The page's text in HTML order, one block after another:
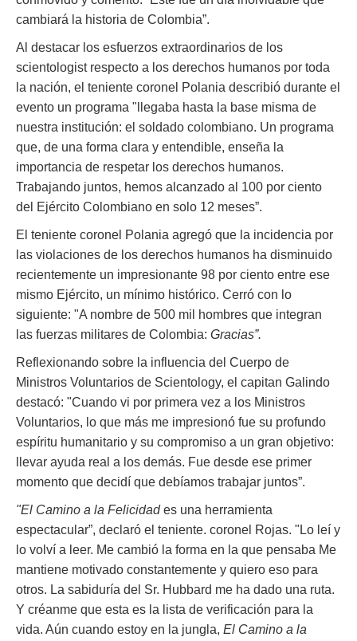
cambiará la historia de Colombia”.
Al destacar los esfuerzos extraordinarios de los
scientologist respecto a los derechos humanos por toda
la nación, el teniente coronel Polania describió durante el
evento un programa "llegaba hasta la base misma de
nuestra institución: el soldado colombiano. Un programa
que, de una forma clara y entendible, enseña la
importancia de respetar los derechos humanos.
Trabajando juntos, hemos alcanzado al 100 por ciento
del Ejército Colombiano en solo 12 meses”.
El teniente coronel Polania agregó que la incidencia por
las violaciones de los derechos humanos ha disminuido
recientemente un impresionante 98 por ciento entre ese
mismo Ejército, un mínimo histórico. Cerró con lo
siguiente: "A nombre de 500 mil hombres que integran
las fuerzas militares de Colombia: Gracias”.
Reflexionando sobre la influencia del Cuerpo de
Ministros Voluntarios de Scientology, el capitan Galindo
destacó: "Cuando vi por primera vez a los Ministros
Voluntarios, lo que más me impresionó fue su profundo
espíritu humanitario y su compromiso a un gran objetivo:
llevar ayuda real a los demás. Fue desde ese primer
momento que decidí que debíamos trabajar juntos”.
"El Camino a la Felicidades una herramienta
espectacular”, declaró el teniente. coronel Rojas. "Lo leí y
lo volví a leer. Me cambió la forma en la que pensaba Me
mantiene motivado constantemente y quiero eso para
otros. La sabiduría del Sr. Hubbard me ha dado una ruta.
Y créanme que esta es la lista de verificación para la
vida. Aún cuando estoy en la jungla, El Camino a la